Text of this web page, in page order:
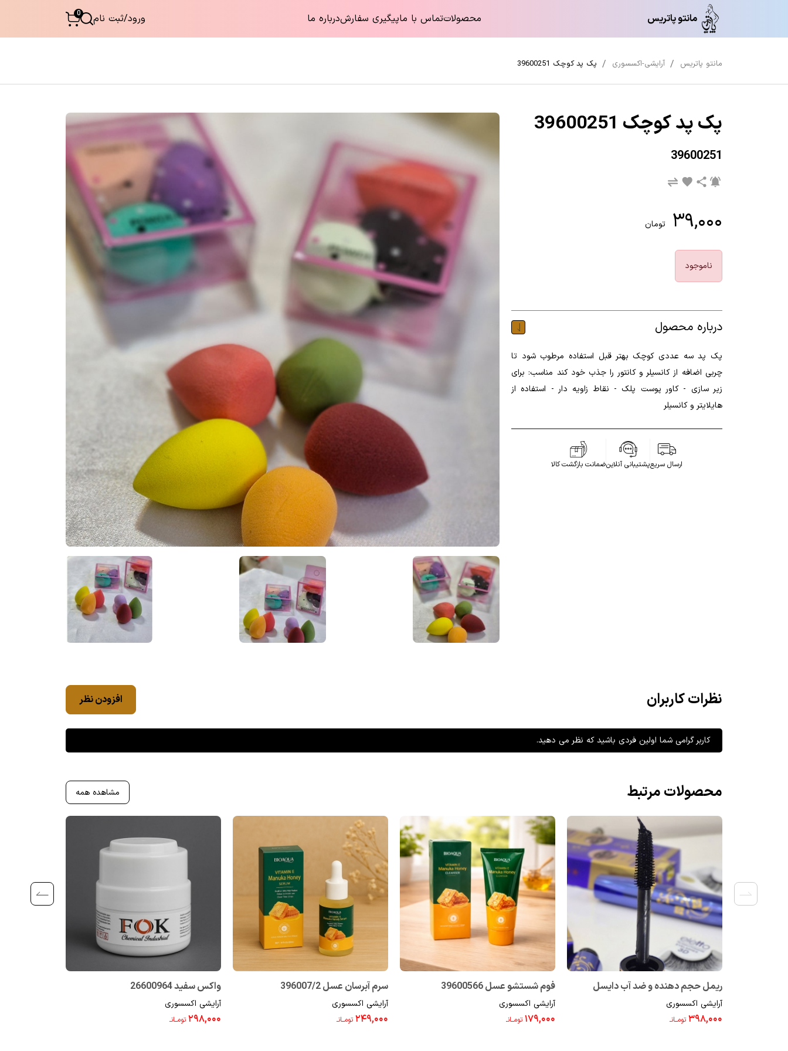
مانتو پاتریس محصولاتتماس با ماپیگیری سفارشدرباره ما ورود/ثبت نام 0
مانتو پاتریس آرایشی-اکسسوری پک پد کوچک 39600251
پک پد کوچک 39600251
39600251
۳۹,۰۰۰ تومان
ناموجود
درباره محصول
پک پد سه عددی کوچک بهتر قبل استفاده مرطوب شود تا
چربی اضافه از کانسیلر و کانتور را جذب خود کند مناسب: برای
زیر سازی - کاور پوست پلک - نقاط زاویه دار - استفاده از
هایلایتر و کانسیلر
ارسال سریعپشتیبانی آنلاینضمانت بازگشت کالا
نظرات کاربران افزودن نظر
کاربر گرامی شما اولین فردی باشید که نظر می دهید.
محصولات مرتبط مشاهده همه
ریمل حجم دهنده و ضد آب دایسل
4710015
آرایشی اکسسوری
۳۹۸,۰۰۰ تومــانـ
فوم شستشو عسل 39600566
آرایشی اکسسوری
۱۷۹,۰۰۰ تومــانـ
سرم آبرسان عسل 396007/2
آرایشی اکسسوری
۲۴۹,۰۰۰ تومــانـ
واکس سفید 26600964
آرایشی اکسسوری
۲۹۸,۰۰۰ تومــانـ